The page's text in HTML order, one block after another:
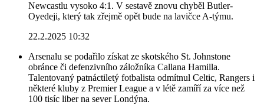
Newcastlu vysoko 4:1. V sestavě znovu chyběl Butler-
Oyedeji, který tak zřejmě opět bude na lavičce A-týmu.
22.2.2025 10:32
Arsenalu se podařilo získat ze skotského St. Johnstone
obránce či defenzivního záložníka Callana Hamilla.
Talentovaný patnáctiletý fotbalista odmítnul Celtic, Rangers i
některé kluby z Premier League a v létě zamíří za více než
100 tisíc liber na sever Londýna.